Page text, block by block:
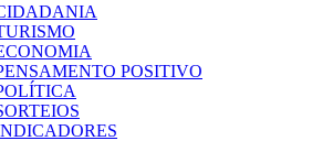
POSITIVO